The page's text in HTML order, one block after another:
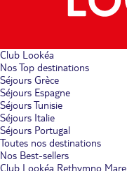
Club Lookéa
Nos Top destinations
Séjours Grèce
Séjours Espagne
Séjours Tunisie
Séjours Italie
Séjours Portugal
Toutes nos destinations
Nos Best-sellers
Club Lookéa Rethymno Mare